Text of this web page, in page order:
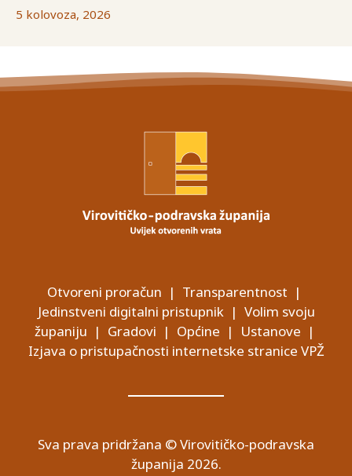
5 kolovoza, 2026
Otvoreni proračun | Transparentnost |
Jedinstveni digitalni pristupnik| Volim svoju
županiju | Gradovi | Općine | Ustanove |
Izjava o pristupačnosti internetske stranice VPŽ
Sva prava pridržana © Virovitičko-podravska
županija 2026.